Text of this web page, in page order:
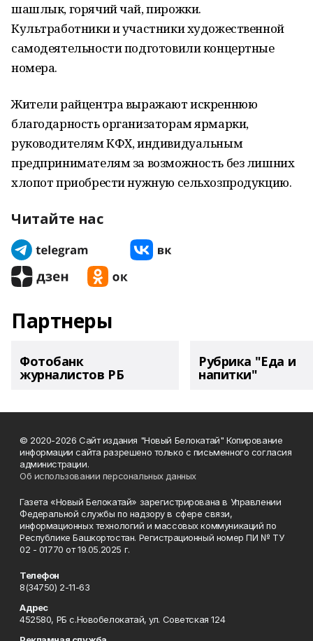
шашлык, горячий чай, пирожки.
Культработники и участники художественной
самодеятельности подготовили концертные
номера.
Жители райцентра выражают искреннюю
благодарность организаторам ярмарки,
руководителям КФХ, индивидуальным
предпринимателям за возможность без лишних
хлопот приобрести нужную сельхозпродукцию.
Читайте нас
Партнеры
Фотобанк
журналистов РБ
Рубрика "Еда и
напитки"
© 2020-2026 Сайт издания "Новый Белокатай" Копирование
информации сайта разрешено только с письменного согласия
администрации.
Об использовании персональных данных
Газета «Новый Белокатай» зарегистрирована в Управлении
Федеральной службы по надзору в сфере связи,
информационных технологий и массовых коммуникаций по
Республике Башкортостан. Регистрационный номер ПИ № ТУ
02 - 01770 от 19.05.2025 г.
Телефон
8(34750) 2-11-63
Адрес
452580, РБ с.Новобелокатай, ул. Советская 124